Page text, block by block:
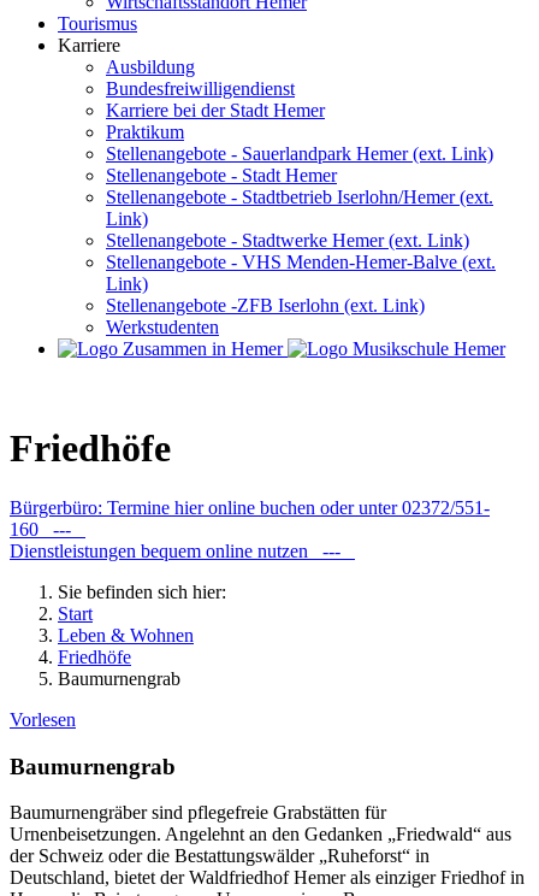
Tourismus
Karriere
Ausbildung
Bundesfreiwilligendienst
Karriere bei der Stadt Hemer
Praktikum
Stellenangebote - Sauerlandpark Hemer (ext. Link)
Stellenangebote - Stadt Hemer
Stellenangebote - Stadtbetrieb Iserlohn/Hemer (ext.
Link)
Stellenangebote - Stadtwerke Hemer (ext. Link)
Stellenangebote - VHS Menden-Hemer-Balve (ext.
Link)
Stellenangebote -ZFB Iserlohn (ext. Link)
Werkstudenten
Friedhöfe
Bürgerbüro: Termine hier online buchen oder unter 02372/551-
160 ---
Dienstleistungen bequem online nutzen ---
Sie befinden sich hier:
Start
Leben & Wohnen
Friedhöfe
Baumurnengrab
Vorlesen
Baumurnengrab
Baumurnengräber sind pflegefreie Grabstät­ten für
Urnenbeisetzungen. Angelehnt an den Gedanken „Friedwald“ aus
der Schweiz oder die Bestattungswälder „Ruheforst“ in
Deutschland, bietet der Waldfriedhof Hemer als einziger Friedhof in